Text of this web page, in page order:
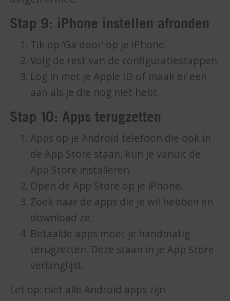
Stap 9: iPhone instellen afronden
Tik op ‘Ga door’ op je iPhone.
Volg de rest van de configuratiestappen.
Log in met je Apple ID of maak er een
aan als je die nog niet hebt.
Stap 10: Apps terugzetten
Apps op je Android telefoon die ook in
de App Store staan, kun je vanuit de
App Store installeren.
Open de App Store op je iPhone.
Zoek naar de apps die je wil hebben en
download ze.
Betaalde apps moet je handmatig
terugzetten. Deze staan in je App Store
verlanglijst.
Let op: niet alle Android apps zijn